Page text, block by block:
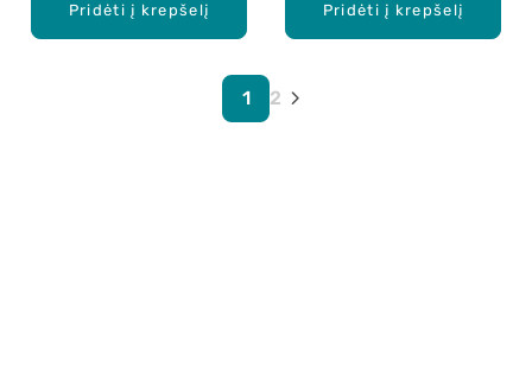
Pridėti į krepšelį Pridėti į krepšelį
1 2